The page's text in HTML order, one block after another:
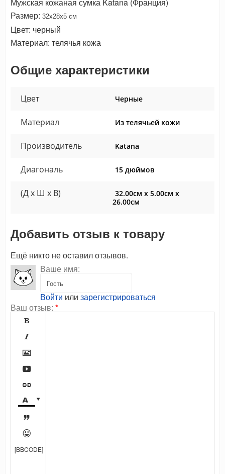
Мужская кожаная сумка Katana (Франция)
Размер: 32х28х5 см
Цвет: черный
Материал: телячья кожа
Общие характеристики
Цвет Черные
Материал Из телячьей кожи
Производитель Katana
Диагональ 15 дюймов
(Д x Ш x В)
32.00см x 5.00см x
26.00см
Добавить отзыв к товару
Ещё никто не оставил отзывов.
Ваше имя:
Войти или зарегистрироваться
Ваш отзыв: *









[BBCODE]